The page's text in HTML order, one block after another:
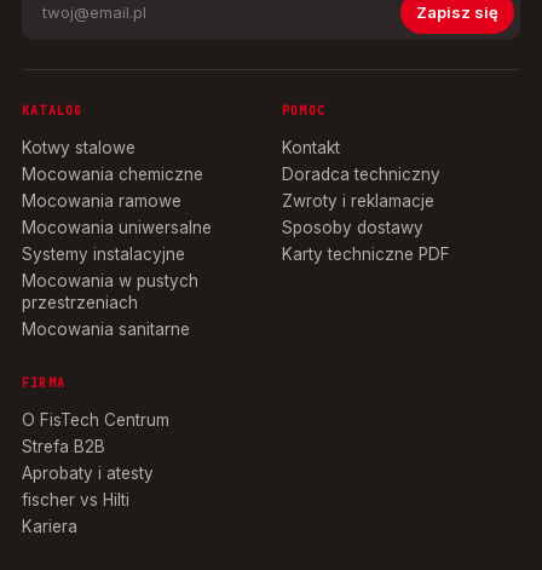
Zapisz się
KATALOG
Kotwy stalowe
Mocowania chemiczne
Mocowania ramowe
Mocowania uniwersalne
Systemy instalacyjne
Mocowania w pustych
przestrzeniach
Mocowania sanitarne
POMOC
Kontakt
Doradca techniczny
Zwroty i reklamacje
Sposoby dostawy
Karty techniczne PDF
FIRMA
O FisTech Centrum
Strefa B2B
Aprobaty i atesty
fischer vs Hilti
Kariera